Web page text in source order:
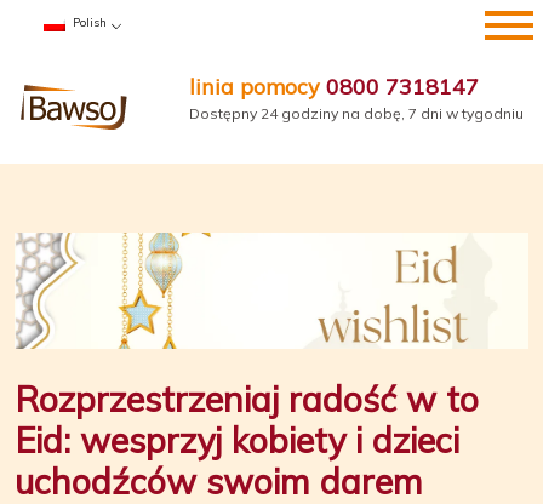
Polish
linia pomocy 0800 7318147
Dostępny 24 godziny na dobę, 7 dni w tygodniu
Rozprzestrzeniaj radość w to
Eid: wesprzyj kobiety i dzieci
uchodźców swoim darem